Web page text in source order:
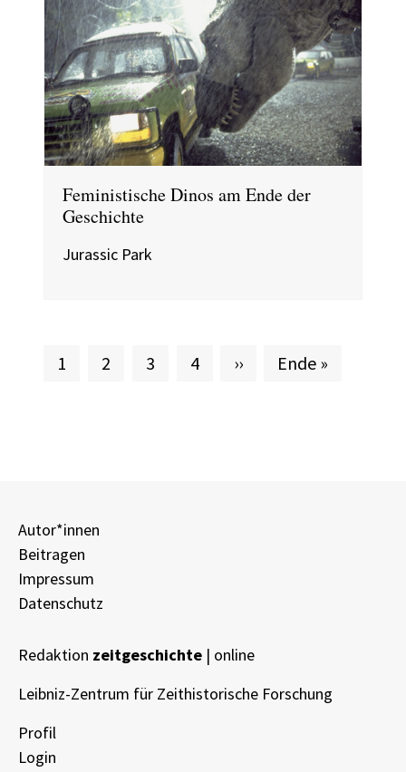
Feministische Dinos am Ende der
Geschichte
Jurassic Park
Aktuelle Seite
1 Seite
2 Seite
3 Seite
4 Nächste Seite
›› Letzte Seite
Ende »
Autor*innen
Beitragen
Impressum
Datenschutz
Redaktion zeitgeschichte | online
Leibniz-Zentrum für Zeithistorische Forschung
Profil
Login